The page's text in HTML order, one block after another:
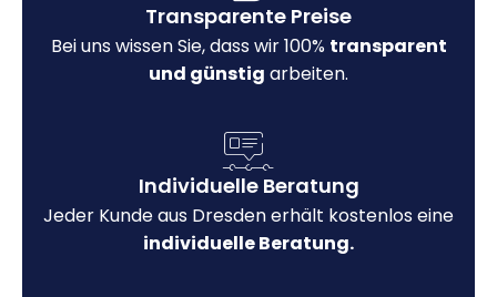
Transparente Preise
Bei uns wissen Sie, dass wir 100% transparent
und günstig arbeiten.
Individuelle Beratung
Jeder Kunde aus Dresden erhält kostenlos eine
individuelle Beratung.